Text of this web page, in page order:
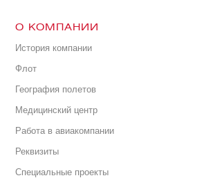
О КОМПАНИИ
История компании
Флот
География полетов
Медицинский центр
Работа в авиакомпании
Реквизиты
Специальные проекты